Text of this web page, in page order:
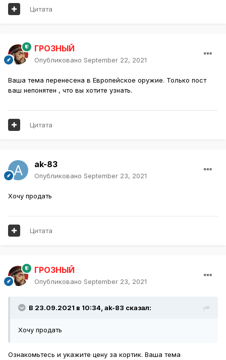
Цитата
ГРОЗНЫЙ
Опубликовано September 22, 2021
Ваша тема перенесена в Европейское оружие. Только пост
ваш непонятен , что вы хотите узнать.
Цитата
ak-83
Опубликовано September 23, 2021
Хочу продать
Цитата
ГРОЗНЫЙ
Опубликовано September 23, 2021
В 23.09.2021 в 10:34, ak-83 сказал:
Хочу продать
Ознакомьтесь и укажите цену за кортик. Ваша тема